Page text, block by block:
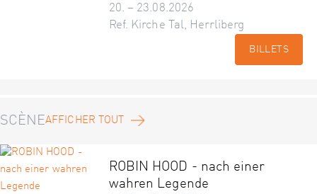
20. – 23.08.2026
Ref. Kirche Tal, Herrliberg
BILLETS
SCÈNEAFFICHER TOUT
ROBIN HOOD - nach einer
wahren Legende